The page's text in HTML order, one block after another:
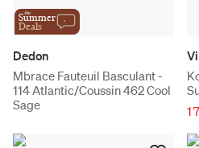
the
Summer
Deals
Dedon
Mbrace Fauteuil Basculant -
114 Atlantic/Coussin 462 Cool
Sage
1